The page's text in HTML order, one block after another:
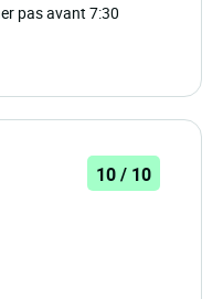
pas avant 7:30
10 / 10